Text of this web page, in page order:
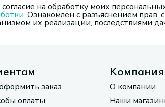
на обработку моих
. Ознакомлен с разъяснением прав,
их реализации, последствиями
заказ
оплаты
Компания
О компании
Наши